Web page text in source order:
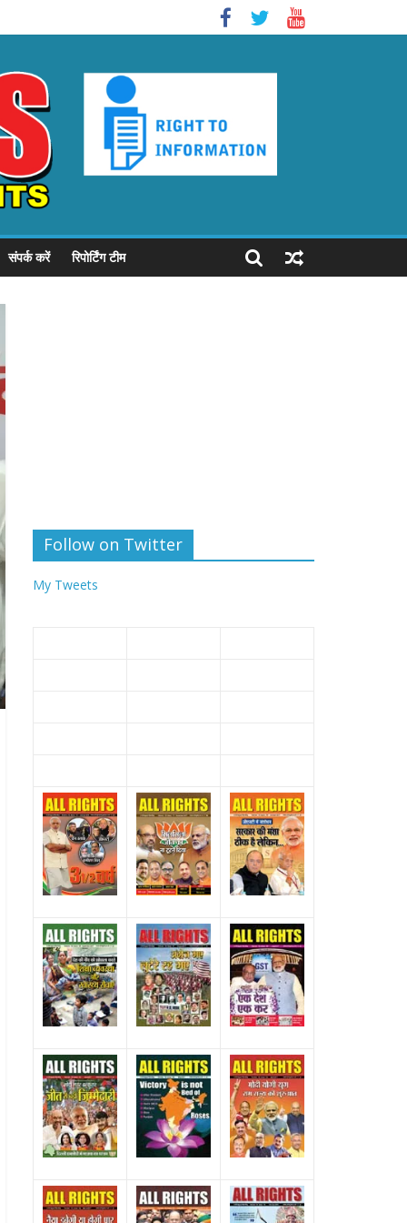
संपर्क करें रिपोर्टिंग टीम
Follow on Twitter
My Tweets